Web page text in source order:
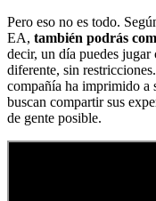
Pero eso no es todo.
EA, también podrás
decir, un día puedes
diferente, sin
compañía ha imprimido a
buscan compartir sus
de gente posible.